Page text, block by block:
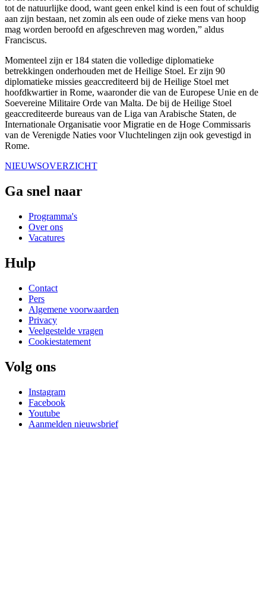
tot de natuurlijke dood, want geen enkel kind is een fout of schuldig
aan zijn bestaan, net zomin als een oude of zieke mens van hoop
mag worden beroofd en afgeschreven mag worden,” aldus
Franciscus.
Momenteel zijn er 184 staten die volledige diplomatieke
betrekkingen onderhouden met de Heilige Stoel. Er zijn 90
diplomatieke missies geaccrediteerd bij de Heilige Stoel met
hoofdkwartier in Rome, waaronder die van de Europese Unie en de
Soevereine Militaire Orde van Malta. De bij de Heilige Stoel
geaccrediteerde bureaus van de Liga van Arabische Staten, de
Internationale Organisatie voor Migratie en de Hoge Commissaris
van de Verenigde Naties voor Vluchtelingen zijn ook gevestigd in
Rome.
NIEUWSOVERZICHT
Ga snel naar
Programma's
Over ons
Vacatures
Hulp
Contact
Pers
Algemene voorwaarden
Privacy
Veelgestelde vragen
Cookiestatement
Volg ons
Instagram
Facebook
Youtube
Aanmelden nieuwsbrief